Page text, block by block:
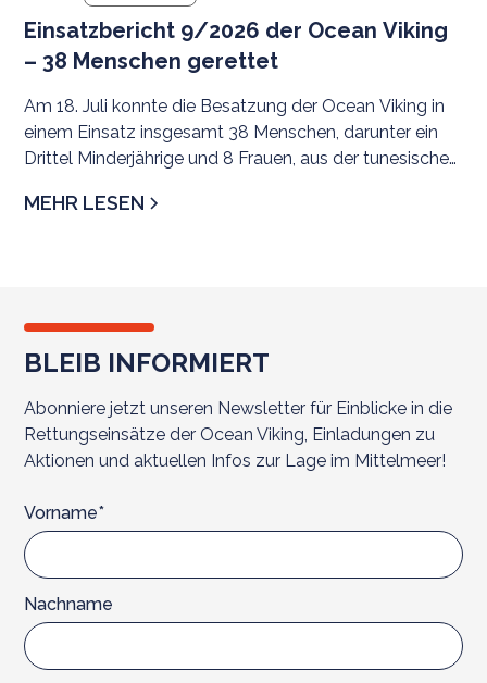
Einsatzbericht 9/2026 der Ocean Viking
– 38 Menschen gerettet
Am 18. Juli konnte die Besatzung der Ocean Viking in
einem Einsatz insgesamt 38 Menschen, darunter ein
Drittel Minderjährige und 8 Frauen, aus der tunesischen
Civitavecchia zugewiesen.
MEHR LESEN
BLEIB INFORMIERT
Abonniere jetzt unseren Newsletter für Einblicke in die
Rettungseinsätze der Ocean Viking, Einladungen zu
Aktionen und aktuellen Infos zur Lage im Mittelmeer!
Vorname*
Nachname